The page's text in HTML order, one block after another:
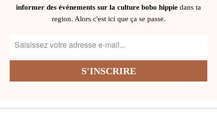
informer des événements sur la culture bobo hippie dans ta
region. Alors c'est ici que ça se passe.